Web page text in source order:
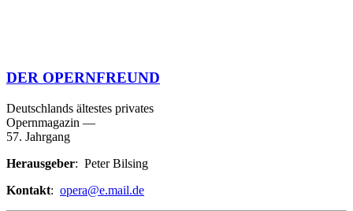
DER OPERNFREUND
Deutschlands ältestes privates
Opernmagazin —
57. Jahrgang
Herausgeber: Peter Bilsing
Kontakt: opera@e.mail.de